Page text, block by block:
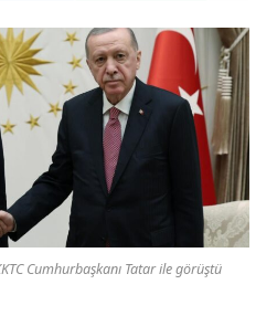
Cumhurbaşkanı Tatar ile görüştü